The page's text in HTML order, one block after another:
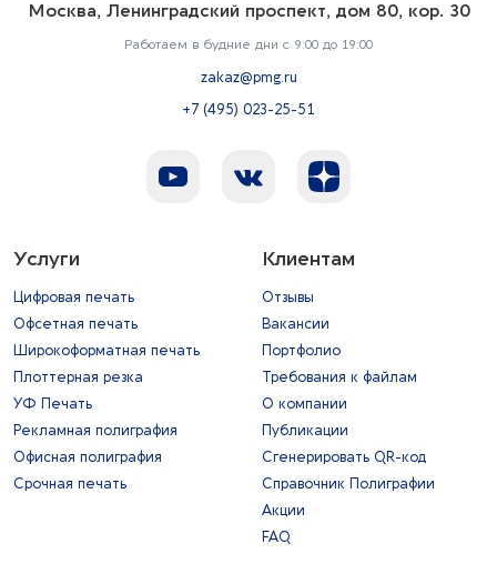
Москва, Ленинградский проспект, дом 80, кор. 30
Работаем в будние дни с 9:00 до 19:00
zakaz@pmg.ru
+7 (495) 023-25-51
Услуги
Цифровая печать
Офсетная печать
Широкоформатная печать
Плоттерная резка
УФ Печать
Рекламная полиграфия
Офисная полиграфия
Срочная печать
Клиентам
Отзывы
Вакансии
Портфолио
Требования к файлам
О компании
Публикации
Сгенерировать QR-код
Справочник Полиграфии
Акции
FAQ